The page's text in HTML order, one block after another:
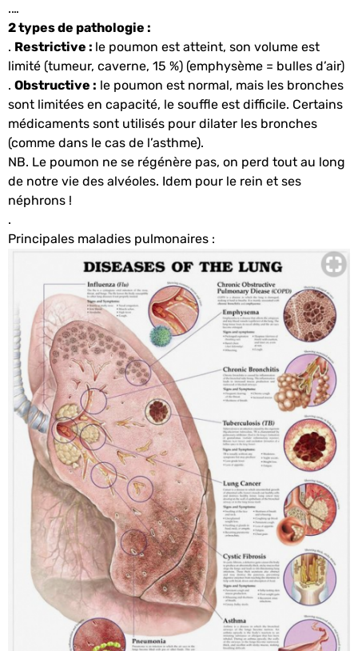
.…
2 types de pathologie :
. Restrictive : le poumon est atteint, son volume est
limité (tumeur, caverne, 15 %) (emphysème = bulles d’air)
. Obstructive : le poumon est normal, mais les bronches
sont limitées en capacité, le souffle est difficile. Certains
médicaments sont utilisés pour dilater les bronches
(comme dans le cas de l’asthme).
NB. Le poumon ne se régénère pas, on perd tout au long
de notre vie des alvéoles. Idem pour le rein et ses
néphrons !
.
Principales maladies pulmonaires :